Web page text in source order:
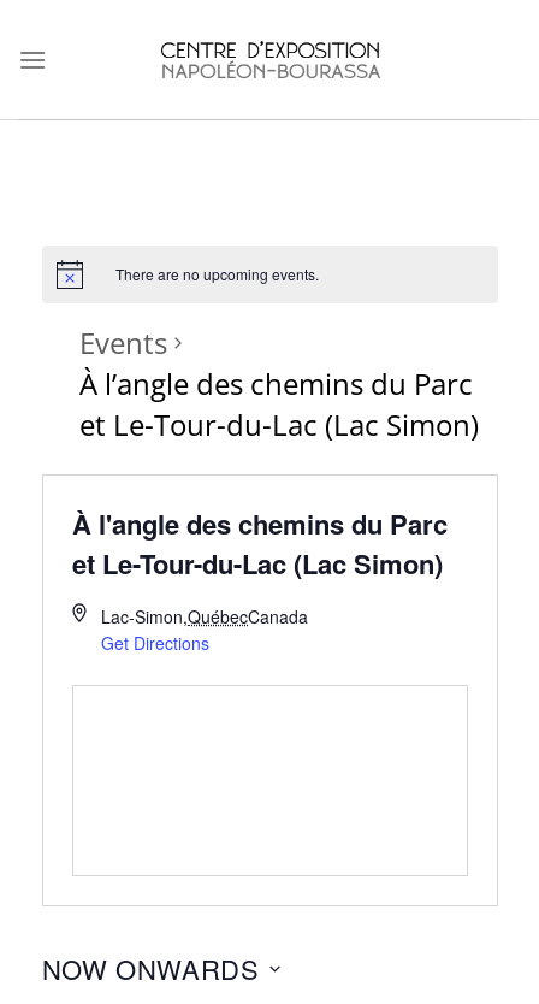
content
There are no upcoming events.
Events
À l’angle des chemins du Parc
et Le-Tour-du-Lac (Lac Simon)
À l'angle des chemins du Parc
et Le-Tour-du-Lac (Lac Simon)
Lac-Simon,QuébecCanada
Get Directions
NOW ONWARDS